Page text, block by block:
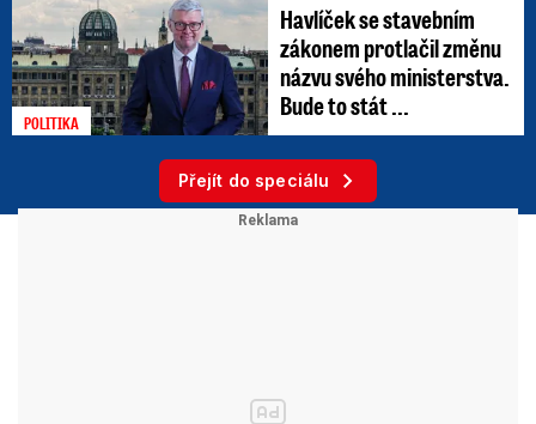
POLITIKA
Havlíček se stavebním
zákonem protlačil změnu
názvu svého ministerstva.
Bude to stát ...
Přejít do speciálu